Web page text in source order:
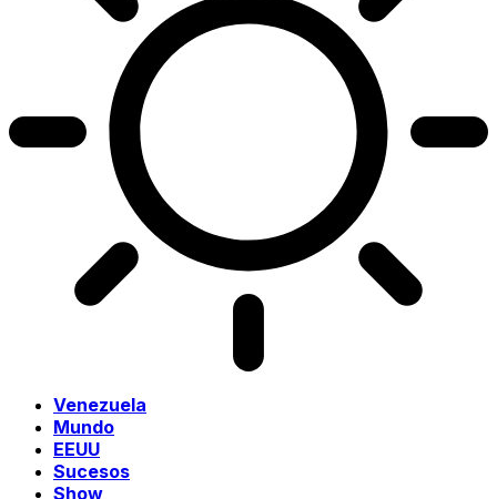
Venezuela
Mundo
EEUU
Sucesos
Show